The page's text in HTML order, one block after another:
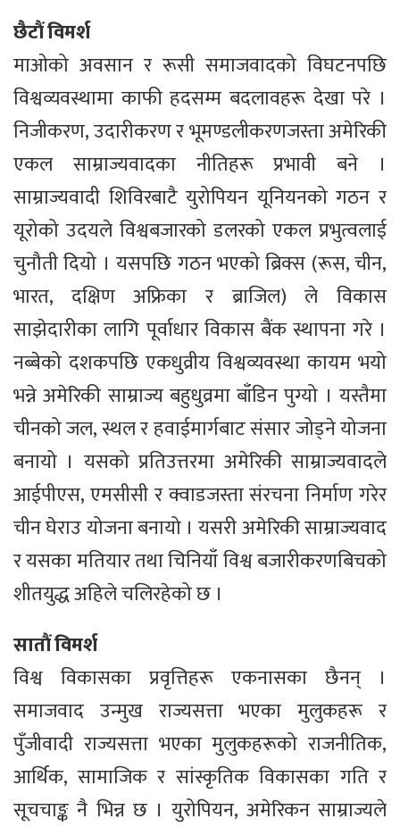
छैटौं विमर्श
माओको अवसान र रूसी समाजवादको विघटनपछि
विश्वव्यवस्थामा काफी हदसम्म बदलावहरू देखा परे ।
निजीकरण, उदारीकरण र भूमण्डलीकरणजस्ता अमेरिकी
एकल साम्राज्यवादका नीतिहरू प्रभावी बने ।
साम्राज्यवादी शिविरबाटै युरोपियन यूनियनको गठन र
यूरोको उदयले विश्वबजारको डलरको एकल प्रभुत्वलाई
चुनौती दियो । यसपछि गठन भएको ब्रिक्स (रूस, चीन,
भारत, दक्षिण अफ्रिका र ब्राजिल) ले विकास
साझेदारीका लागि पूर्वाधार विकास बैंक स्थापना गरे ।
नब्बेको दशकपछि एकधुव्रीय विश्वव्यवस्था कायम भयो
भन्ने अमेरिकी साम्राज्य बहुधुव्रमा बाँडिन पुग्यो । यस्तैमा
चीनको जल, स्थल र हवाईमार्गबाट संसार जोड्ने योजना
बनायो । यसको प्रतिउत्तरमा अमेरिकी साम्राज्यवादले
आईपीएस, एमसीसी र क्वाडजस्ता संरचना निर्माण गरेर
चीन घेराउ योजना बनायो । यसरी अमेरिकी साम्राज्यवाद
र यसका मतियार तथा चिनियाँ विश्व बजारीकरणबिचको
शीतयुद्ध अहिले चलिरहेको छ ।
सातौं विमर्श
विश्व विकासका प्रवृत्तिहरू एकनासका छैनन् ।
समाजवाद उन्मुख राज्यसत्ता भएका मुलुकहरू र
पुँजीवादी राज्यसत्ता भएका मुलुकहरूको राजनीतिक,
आर्थिक, सामाजिक र सांस्कृतिक विकासका गति र
सूचचाङ्क नै भिन्न छ । युरोपियन, अमेरिकन साम्राज्यले